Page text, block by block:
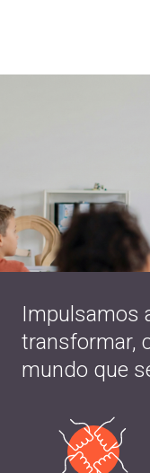
Impulsamos
transformar,
mundo que